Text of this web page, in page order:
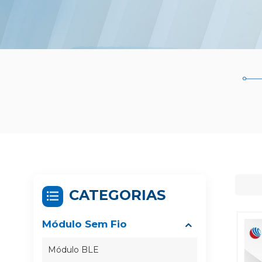
CATEGORIAS
Módulo Sem Fio
Módulo BLE